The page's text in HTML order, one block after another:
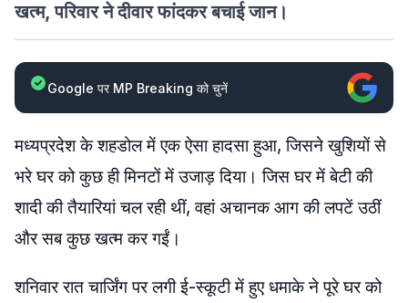
खत्म, परिवार ने दीवार फांदकर बचाई जान।
Google पर MP Breaking को चुनें
मध्यप्रदेश के शहडोल में एक ऐसा हादसा हुआ, जिसने खुशियों से
भरे घर को कुछ ही मिनटों में उजाड़ दिया। जिस घर में बेटी की
शादी की तैयारियां चल रही थीं, वहां अचानक आग की लपटें उठीं
और सब कुछ खत्म कर गईं।
शनिवार रात चार्जिंग पर लगी ई-स्कूटी में हुए धमाके ने पूरे घर को